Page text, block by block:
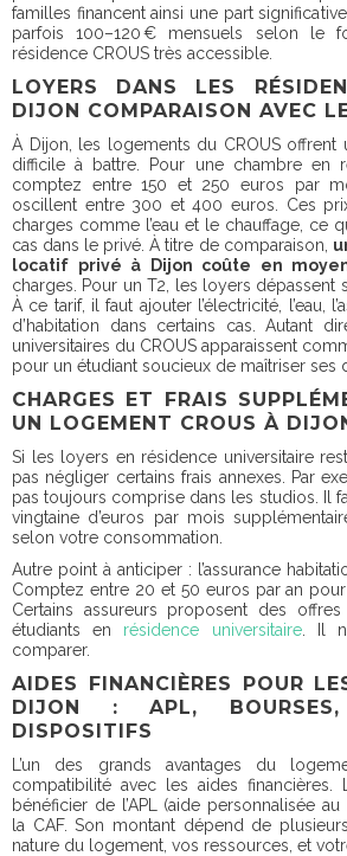
familles financent ainsi une part
parfois 100–120 € mensuels selon le
résidence CROUS très accessible.
LOYERS DANS LES
DIJON COMPARAISON AVEC
À Dijon, les logements du CROUS offrent
difficile à battre. Pour une chambre en
comptez entre 150 et 250 euros par
oscillent entre 300 et 400 euros. Ces
charges comme l’eau et le chauffage, ce
cas dans le privé. À titre de comparaison,
locatif privé à Dijon coûte en
charges. Pour un T2, les loyers dépassent
À ce tarif, il faut ajouter l’électricité, l’eau,
d’habitation dans certains cas. Autant
universitaires du CROUS apparaissent
pour un étudiant soucieux de maîtriser ses
CHARGES ET FRAIS
UN LOGEMENT CROUS À
Si les loyers en résidence universitaire
pas négliger certains frais annexes. Par
pas toujours comprise dans les studios. Il
vingtaine d’euros par mois
selon votre consommation.
Autre point à anticiper : l’assurance
Comptez entre 20 et 50 euros par an
Certains assureurs proposent des
étudiants en résidence universitaire. Il
comparer.
AIDES FINANCIÈRES POUR
DIJON : APL,
DISPOSITIFS
L’un des grands avantages du
compatibilité avec les aides financières.
bénéficier de l’APL (aide personnalisée
la CAF. Son montant dépend de
nature du logement, vos ressources, et